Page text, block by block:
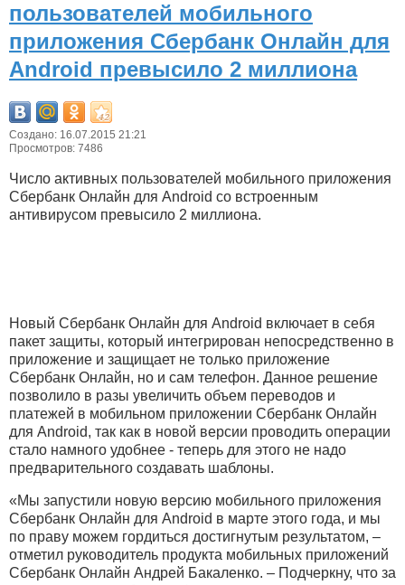
пользователей мобильного
приложения Сбербанк Онлайн для
Android превысило 2 миллиона
Создано: 16.07.2015 21:21
Просмотров: 7486
Число активных пользователей мобильного приложения
Сбербанк Онлайн для Android со встроенным
антивирусом превысило 2 миллиона.
Новый Сбербанк Онлайн для Android включает в себя
пакет защиты, который интегрирован непосредственно в
приложение и защищает не только приложение
Сбербанк Онлайн, но и сам телефон. Данное решение
позволило в разы увеличить объем переводов и
платежей в мобильном приложении Сбербанк Онлайн
для Android, так как в новой версии проводить операции
стало намного удобнее - теперь для этого не надо
предварительного создавать шаблоны.
«Мы запустили новую версию мобильного приложения
Сбербанк Онлайн для Android в марте этого года, и мы
по праву можем гордиться достигнутым результатом, –
отметил руководитель продукта мобильных приложений
Сбербанк Онлайн Андрей Бакаленко. – Подчеркну, что за